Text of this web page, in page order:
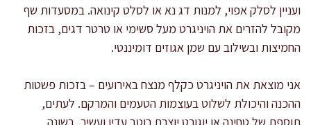
ועניין לסלק אפוי, למנות דג נא או לסלט קינואה. במסעדות שף
מקובל להזרים את הויניגרט מעל סשימי או טרטר דגים, בזכות
החמיצות ובשילוב עם שמן אגוזים דומיננטי.
אני מוצאת את הויניגרט כקלף מנצח באירועים – בזכות פשטות
ההכנה והיכולת לשלוט בעוצמות הטעמים והמרקם. לעתים,
תוספת של טחינה או יוגורט יוצרת רוטב עדין ועשיר, בשונה